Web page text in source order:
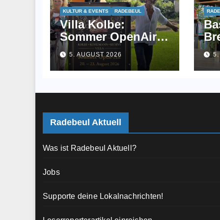
KULTUR & EVENTS RADEBEUL
Villa Kolbe:
Sommer OpenAir
mit dem Dresdner
Kreuzchor und
musikalischem
5. AUGUST 2026 5.
Radebeul Aktuell
Was ist Radebeul Aktuell?
Jobs
Supporte deine Lokalnachrichten!